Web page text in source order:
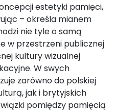
estetyki pamięci,
– określa mianem
nie tyle o samą
w przestrzeni publicznej
kultury wizualnej
W swych
zarówno do polskiej
jak i brytyjskich
pomiędzy pamięcią